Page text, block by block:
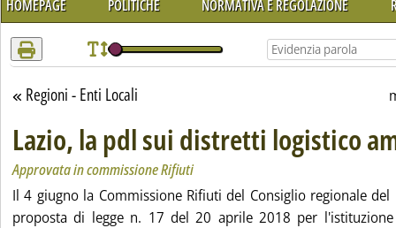
HOMEPAGE POLITICHE NORMATIVA E REGOLAZIONE
Torna alla sezione
Regioni - Enti Locali
Lazio, la pdl sui distretti logistico
Approvata in commissione Rifiuti
Il 4 giugno la Commissione Rifiuti del Consiglio regionale
proposta di legge n. 17 del 20 aprile 2018 per